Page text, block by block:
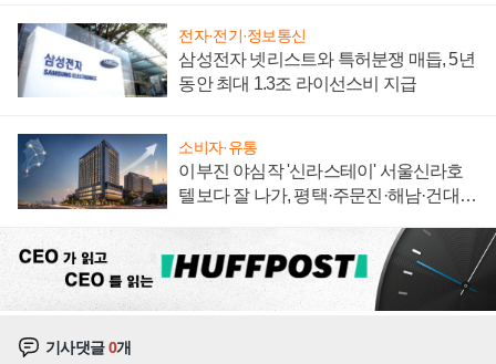
전자·전기·정보통신
삼성전자 넷리스트와 특허분쟁 매듭, 5년
동안 최대 1.3조 라이선스비 지급
소비자·유통
이부진 야심작 '신라스테이' 서울신라호
텔보다 잘 나가, 평택·주문진·해남·건대로
기사댓글0개